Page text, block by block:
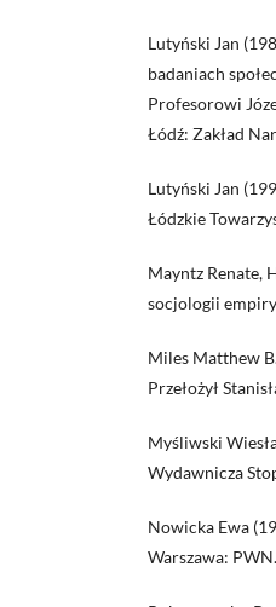
Lutyński Jan
badaniach
Profesorowi
Łódź: Zakład
Lutyński Jan
Łódzkie
Mayntz Renate,
socjologii
Miles Matthew
Przełożył
Myśliwski
Wydawnicza
Nowicka Ewa
Warszawa: PWN.